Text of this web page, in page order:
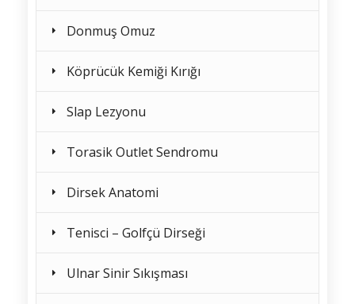
Donmuş Omuz
Köprücük Kemiği Kırığı
Slap Lezyonu
Torasik Outlet Sendromu
Dirsek Anatomi
Tenisci – Golfçü Dirseği
Ulnar Sinir Sıkışması